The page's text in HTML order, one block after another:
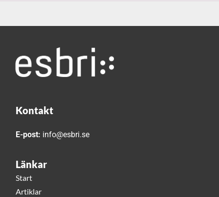
Kontakt
E-post: info@esbri.se
Länkar
Start
Artiklar